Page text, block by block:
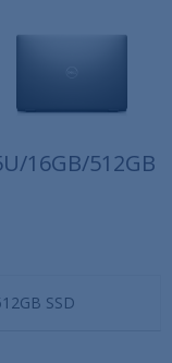
16GB/512GB
SSD